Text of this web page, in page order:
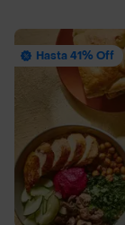
Hasta 41% Off